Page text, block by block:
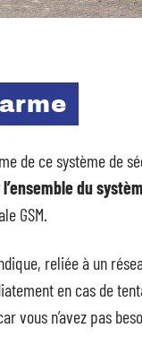
de ce système de
du
GSM.
reliée à un
en cas de
vous n’avez pas